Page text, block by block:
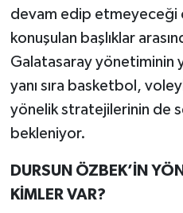
devam edip etmeyeceği
konuşulan başlıklar
Galatasaray yönetiminin
yanı sıra basketbol,
yönelik stratejilerinin de
bekleniyor.
DURSUN ÖZBEK’İN
KİMLER VAR?